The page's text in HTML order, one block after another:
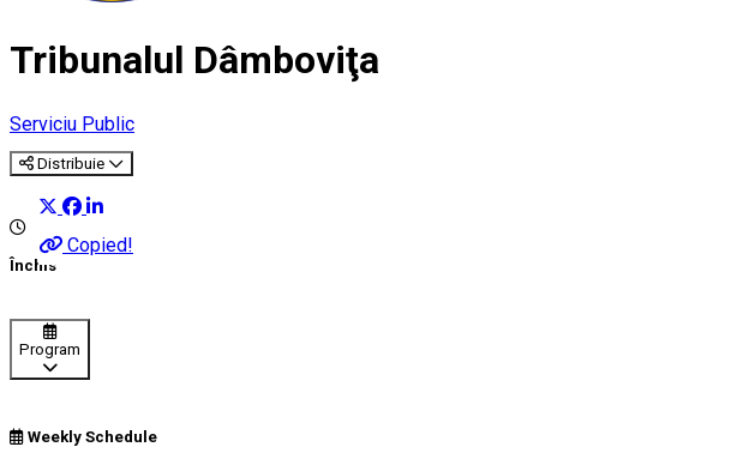
Tribunalul Dâmboviţa
Serviciu Public
Distribuie
Copied!
Închis
Program
Weekly Schedule